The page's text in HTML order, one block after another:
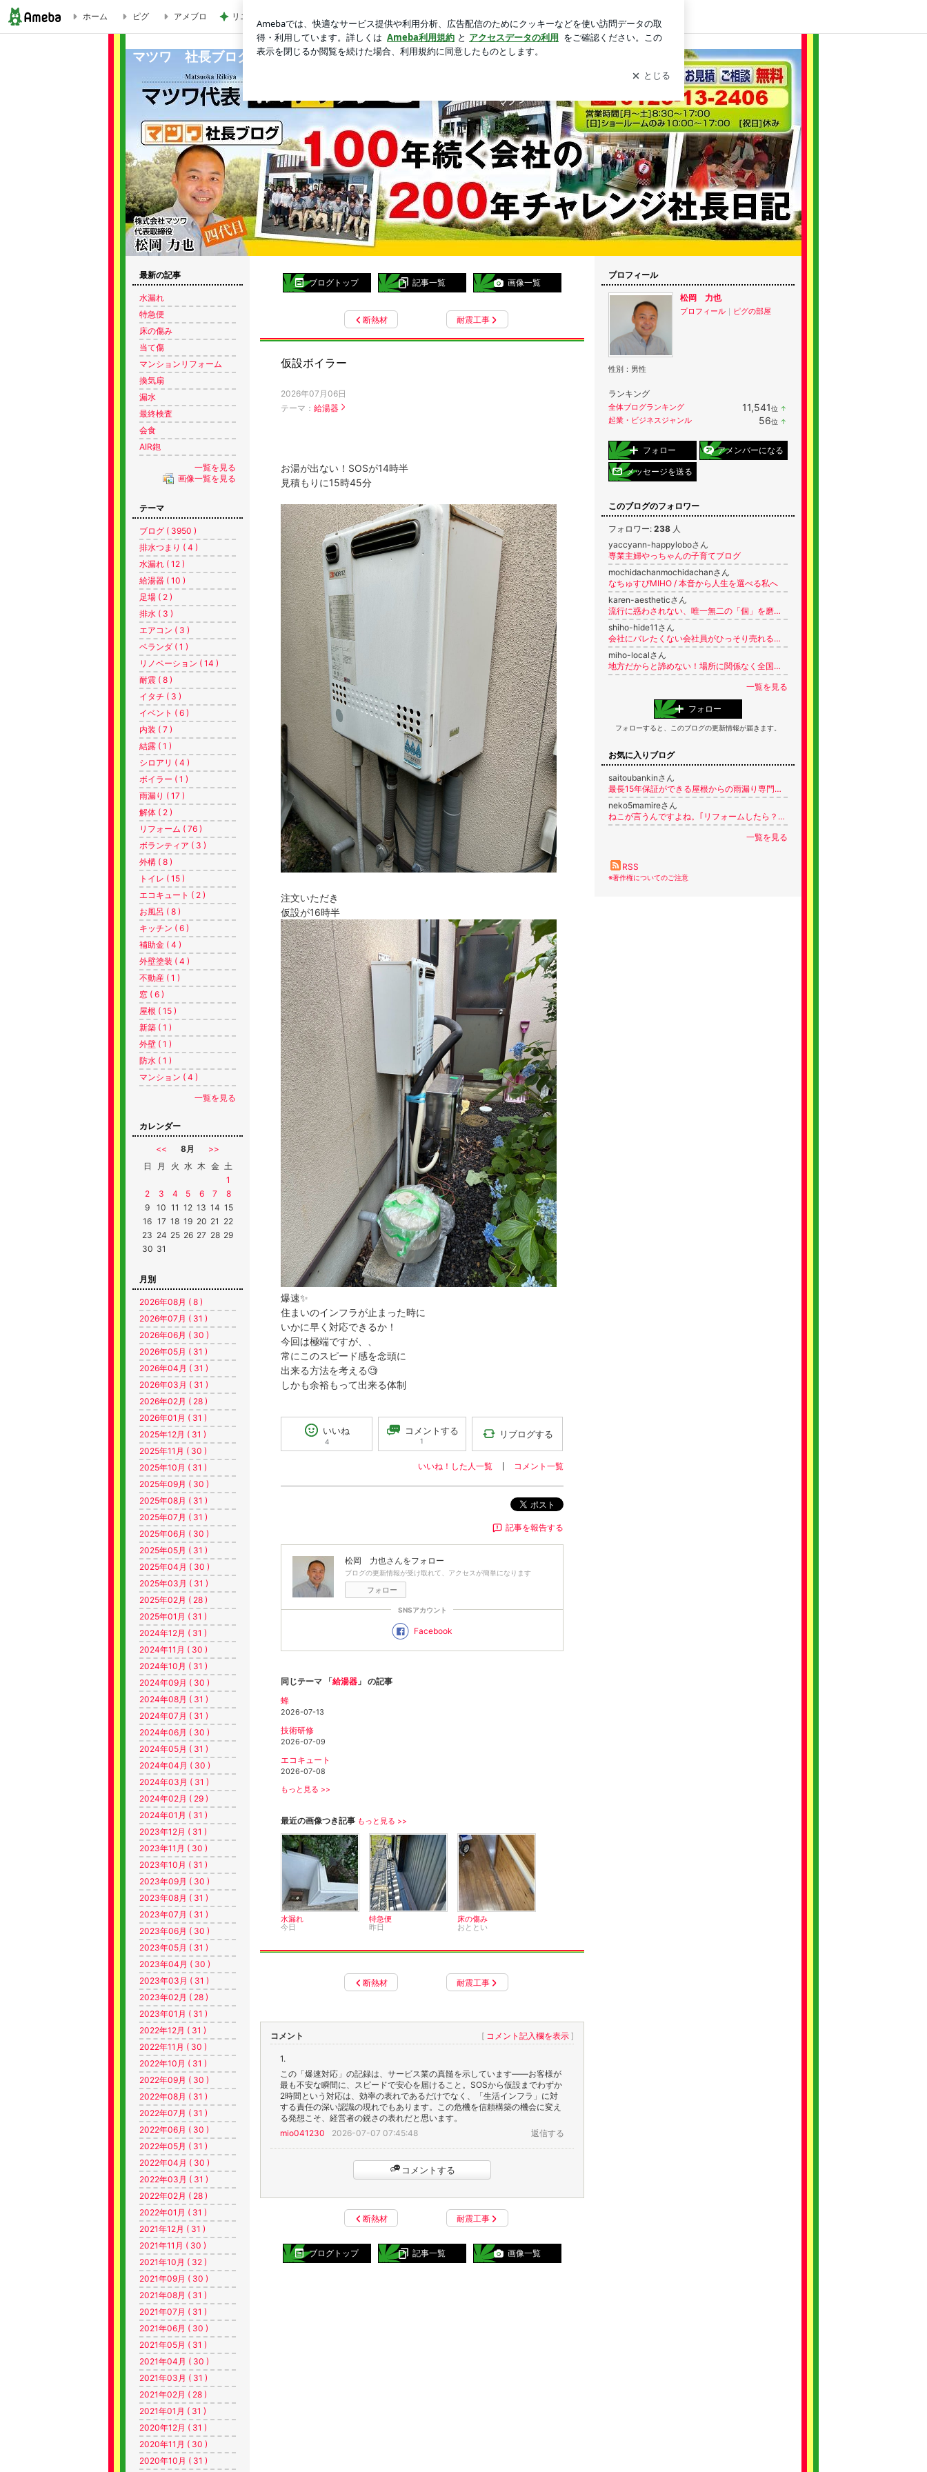
ホーム ピグ アメブロ リニューアルしたお店の欧州串料理 ログイン
マツワ 社長ブログトップ
ブログトップ 記事一覧 画像一覧
断熱材 耐震工事
仮設ボイラー
2026年07月06日
テーマ： 給湯器
お湯が出ない！SOSが14時半
見積もりに15時45分
注文いただき
仮設が16時半
爆速✨
住まいのインフラが止まった時に
いかに早く対応できるか！
今回は極端ですが、、
常にこのスピード感を念頭に
出来る方法を考える🧐
しかも余裕もって出来る体制
いいね
4
コメントする
1
リブログする
いいね！した人一覧 コメント一覧
ポスト
記事を報告する
松岡 力也さんをフォロー
ブログの更新情報が受け取れて、アクセスが簡単になります
フォロー
SNSアカウント
Facebook
同じテーマ 「給湯器 」 の記事
蜂
2026-07-13
技術研修
2026-07-09
エコキュート
2026-07-08
もっと見る >>
最近の画像つき記事 もっと見る >>
水漏れ
今日
特急便
昨日
床の傷み
おととい
断熱材 耐震工事
[ コメント記入欄を表示 ]
コメント
1.
この「爆速対応」の記録は、サービス業の真髄を示しています——お客様が
最も不安な瞬間に、スピードで安心を届けること。SOSから仮設までわずか
2時間という対応は、効率の表れであるだけでなく、「生活インフラ」に対
する責任の深い認識の現れでもあります。この危機を信頼構築の機会に変え
る発想こそ、経営者の鋭さの表れだと思います。
mio041230
2026-07-07 07:45:48 返信する
コメントする
断熱材 耐震工事
ブログトップ 記事一覧 画像一覧
プロフィール
松岡 力也
プロフィール ｜ ピグの部屋
性別： 男性
ランキング
全体ブログランキング 11,541位 ↑
起業・ビジネスジャンル 56位 ↑
フォロー アメンバーになる
メッセージを送る
このブログのフォロワー
フォロワー: 238 人
yaccyann-happyloboさん
専業主婦やっちゃんの子育てブログ
mochidachanmochidachanさん
なちゅすぴMIHO / 本音から人生を選べる私へ
karen-aestheticさん
流行に惑わされない、唯一無二の「個」を磨く。洗練された自立への美学。自分を安売りしたくない女性へ限定美学集を配布中！
shiho-hide11さん
会社にバレたくない会社員がひっそり売れる仕組みで収入アップ！顔を出さない安心のやり方で自立できる限定特典を配布中！
miho-localさん
地方だからと諦めない！場所に関係なく全国にファンを作る「オンライン資産構築術」。環境の壁を突破する限定セミナー配布中！
一覧を見る
フォロー
フォローすると、このブログの更新情報が届きます。
お気に入りブログ
saitoubankinさん
最長15年保証ができる屋根からの雨漏り専門家。札幌市手稲区の（株）齊藤板金
neko5mamireさん
ねこが言うんですよね。｢リフォームしたら？｣って
一覧を見る
RSS
※著作権についてのご注意
最新の記事
水漏れ
特急便
床の傷み
当て傷
マンションリフォーム
換気扇
漏水
最終検査
会食
AIR鉋
一覧を見る
画像一覧を見る
テーマ
ブログ ( 3950 )
排水つまり ( 4 )
水漏れ ( 12 )
給湯器 ( 10 )
足場 ( 2 )
排水 ( 3 )
エアコン ( 3 )
ベランダ ( 1 )
リノベーション ( 14 )
耐震 ( 8 )
イタチ ( 3 )
イベント ( 6 )
内装 ( 7 )
結露 ( 1 )
シロアリ ( 4 )
ボイラー ( 1 )
雨漏り ( 17 )
解体 ( 2 )
リフォーム ( 76 )
ボランティア ( 3 )
外構 ( 8 )
トイレ ( 15 )
エコキュート ( 2 )
お風呂 ( 8 )
キッチン ( 6 )
補助金 ( 4 )
外壁塗装 ( 4 )
不動産 ( 1 )
窓 ( 6 )
屋根 ( 15 )
新築 ( 1 )
外壁 ( 1 )
防水 ( 1 )
マンション ( 4 )
一覧を見る
カレンダー
<< 8月
>>
日
月 火 水 木 金 土
1
2
3 4 5 6 7
8
9
10 11 12 13 14 15
16 17 18 19 20 21 22
23 24 25 26 27 28 29
30 31
月別
2026年08月 ( 8 )
2026年07月 ( 31 )
2026年06月 ( 30 )
2026年05月 ( 31 )
2026年04月 ( 31 )
2026年03月 ( 31 )
2026年02月 ( 28 )
2026年01月 ( 31 )
2025年12月 ( 31 )
2025年11月 ( 30 )
2025年10月 ( 31 )
2025年09月 ( 30 )
2025年08月 ( 31 )
2025年07月 ( 31 )
2025年06月 ( 30 )
2025年05月 ( 31 )
2025年04月 ( 30 )
2025年03月 ( 31 )
2025年02月 ( 28 )
2025年01月 ( 31 )
2024年12月 ( 31 )
2024年11月 ( 30 )
2024年10月 ( 31 )
2024年09月 ( 30 )
2024年08月 ( 31 )
2024年07月 ( 31 )
2024年06月 ( 30 )
2024年05月 ( 31 )
2024年04月 ( 30 )
2024年03月 ( 31 )
2024年02月 ( 29 )
2024年01月 ( 31 )
2023年12月 ( 31 )
2023年11月 ( 30 )
2023年10月 ( 31 )
2023年09月 ( 30 )
2023年08月 ( 31 )
2023年07月 ( 31 )
2023年06月 ( 30 )
2023年05月 ( 31 )
2023年04月 ( 30 )
2023年03月 ( 31 )
2023年02月 ( 28 )
2023年01月 ( 31 )
2022年12月 ( 31 )
2022年11月 ( 30 )
2022年10月 ( 31 )
2022年09月 ( 30 )
2022年08月 ( 31 )
2022年07月 ( 31 )
2022年06月 ( 30 )
2022年05月 ( 31 )
2022年04月 ( 30 )
2022年03月 ( 31 )
2022年02月 ( 28 )
2022年01月 ( 31 )
2021年12月 ( 31 )
2021年11月 ( 30 )
2021年10月 ( 32 )
2021年09月 ( 30 )
2021年08月 ( 31 )
2021年07月 ( 31 )
2021年06月 ( 30 )
2021年05月 ( 31 )
2021年04月 ( 30 )
2021年03月 ( 31 )
2021年02月 ( 28 )
2021年01月 ( 31 )
2020年12月 ( 31 )
2020年11月 ( 30 )
2020年10月 ( 31 )